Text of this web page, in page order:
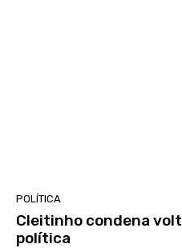
POLÍTICA
Cleitinho condena
política